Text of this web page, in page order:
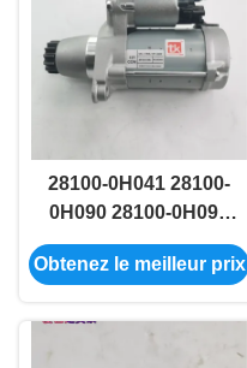
28100-0H041 28100-
0H090 28100-0H091
Toyota Moteur de
démarrage
Pontiac VIBE MATRIX
Obtenez le meilleur prix